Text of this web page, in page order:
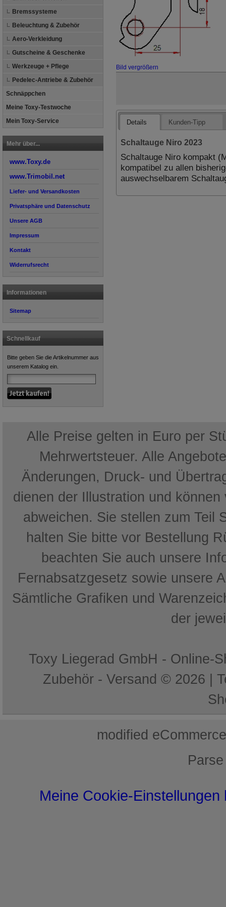
Bremssysteme
Beleuchtung & Zubehör
Aero-Verkleidung
Gutscheine & Geschenke
Werkzeuge + Pflege
Pedelec-Antriebe & Zubehör
Schnäppchen
Meine Toxy-Testwoche
Mein Toxy-Service
Mehr über...
www.Toxy.de
www.Trimobil.net
Liefer- und Versandkosten
Privatsphäre und Datenschutz
Unsere AGB
Impressum
Kontakt
Widerrufsrecht
Informationen
Sitemap
Schnellkauf
Bitte geben Sie die Artikelnummer aus
unserem Katalog ein.
Bild vergrößern
Details Kunden-Tipp
Schaltauge Niro 2023
Schaltauge Niro kompakt
kompatibel zu allen
auswechselbarem
Alle Preise gelten in Euro per
Mehrwertsteuer. Alle
Änderungen, Druck- und
dienen der Illustration und
abweichen. Sie stellen zum Teil
halten Sie bitte vor Bestellung
beachten Sie auch unsere
Fernabsatzgesetz sowie unsere
Sämtliche Grafiken und
der
Toxy Liegerad GmbH - Online-
Zubehör - Versand © 2026 |
mod ified
Meine Cookie-